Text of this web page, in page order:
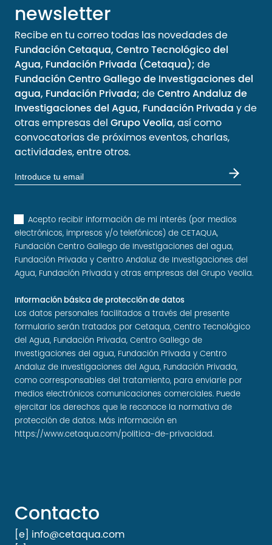
newsletter
Recibe en tu correo todas las novedades de
Fundación Cetaqua, Centro Tecnológico del
Agua, Fundación Privada (Cetaqua); de
Fundación Centro Gallego de Investigaciones del
agua, Fundación Privada; deCentro Andaluz de
Investigaciones del Agua, Fundación Privada y de
otras empresas del Grupo Veolia, así como
convocatorias de próximos eventos, charlas,
actividades, entre otros.
Acepto recibir información de mi interés (por medios
electrónicos, impresos y/o telefónicos) de CETAQUA,
Fundación Centro Gallego de Investigaciones del agua,
Fundación Privada y Centro Andaluz de Investigaciones del
Agua, Fundación Privada y otras empresas del Grupo Veolia.
Información básica de protección de datos
Los datos personales facilitados a través del presente
formulario serán tratados por Cetaqua, Centro Tecnológico
del Agua, Fundación Privada, Centro Gallego de
Investigaciones del agua, Fundación Privada y Centro
Andaluz de Investigaciones del Agua, Fundación Privada,
como corresponsables del tratamiento, para enviarle por
medios electrónicos comunicaciones comerciales. Puede
ejercitar los derechos que le reconoce la normativa de
protección de datos. Más información en
https://www.cetaqua.com/politica-de-privacidad.
Contacto
[e] info@cetaqua.com